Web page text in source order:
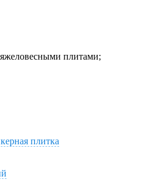
плитами;
плитка